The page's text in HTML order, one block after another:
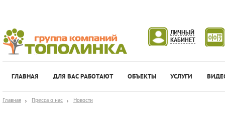
ЛИЧНЫЙ
КАБИНЕТ
ГЛАВНАЯ ДЛЯ ВАС РАБОТАЮТ ОБЪЕКТЫ УСЛУГИ
Главная Пресса о нас Новости